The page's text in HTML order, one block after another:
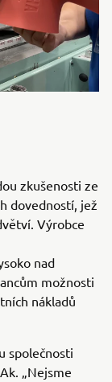
zkušenosti ze
dovedností, jež
Výrobce
nad
možnosti
nákladů
společnosti
„Nejsme